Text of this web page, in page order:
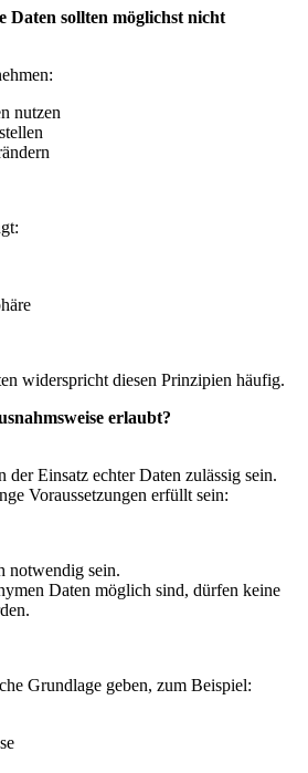
Daten sollten möglichst nicht
nutzen
widerspricht diesen Prinzipien häufig.
erlaubt?
der Einsatz echter Daten zulässig sein.
Voraussetzungen erfüllt sein:
notwendig sein.
Daten möglich sind, dürfen keine
Grundlage geben, zum Beispiel: